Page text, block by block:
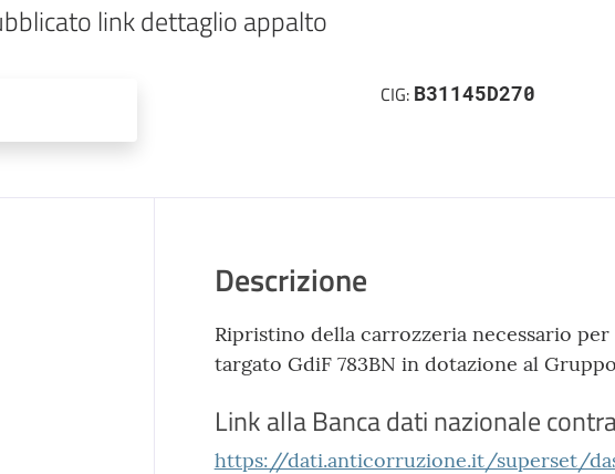
link dettaglio appalto
CIG: B31145D270
Descrizione
Ripristino della carrozzeria necessario
targato GdiF 783BN in dotazione al
Link alla Banca dati nazionale
https://dati.anticorruzione.it/superset/